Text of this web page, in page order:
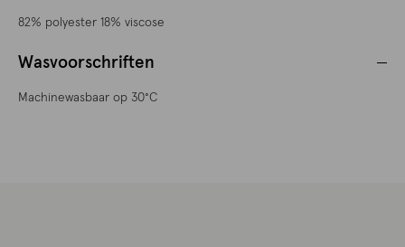
82% polyester 18% viscose
Wasvoorschriften
Machinewasbaar op 30°C